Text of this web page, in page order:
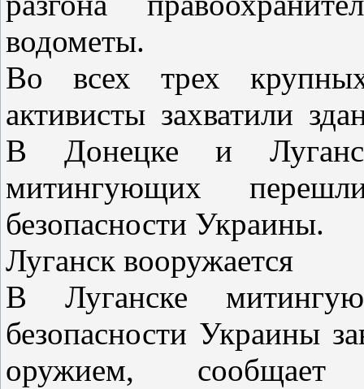
водометы.
Во всех трех
активисты захватили
В Донецке и
митингующих
безопасности Украины.
Луганск вооружается
В Луганске
безопасности Украины
оружием, сообщает